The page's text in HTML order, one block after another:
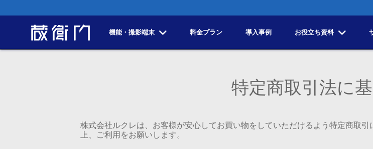
機能・撮影端末 料金プラン 導入事例 お役立ち資料
特定商取引法に
株式会社ルクレは、お客様が安心してお買い物をしていただけるよう特定商取
上、ご利用をお願いします。